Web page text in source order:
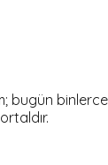
bugün